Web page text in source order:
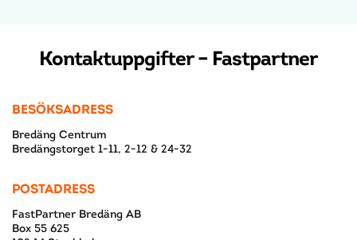
Kontaktuppgifter – Fastpartner
BESÖKSADRESS
Bredäng Centrum
Bredängstorget 1-11, 2-12 & 24-32
POSTADRESS
FastPartner Bredäng AB
Box 55 625